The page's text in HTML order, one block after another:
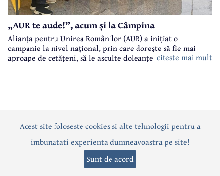
„AUR te aude!”, acum și la Câmpina
Alianța pentru Unirea Românilor (AUR) a inițiat o
campanie la nivel național, prin care dorește să fie mai
aproape de cetățeni, să le asculte doleanțele și problemele.
citeste mai mult
ActualitatePoliticăSocialEvenimentInterviuri
Editorial Sport Anunțuri
Acest site foloseste cookies si alte tehnologii pentru a
imbunatati experienta dumneavoastra pe site!
Sunt de acord